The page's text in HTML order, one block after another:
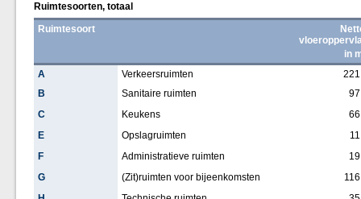
Ruimtesoorten, totaal
Ruimtesoort
in
A
Verkeersruimten
B
Sanitaire ruimten
C
Keukens
E
Opslagruimten
F
Administratieve ruimten
G
(Zit)ruimten voor bijeenkomsten